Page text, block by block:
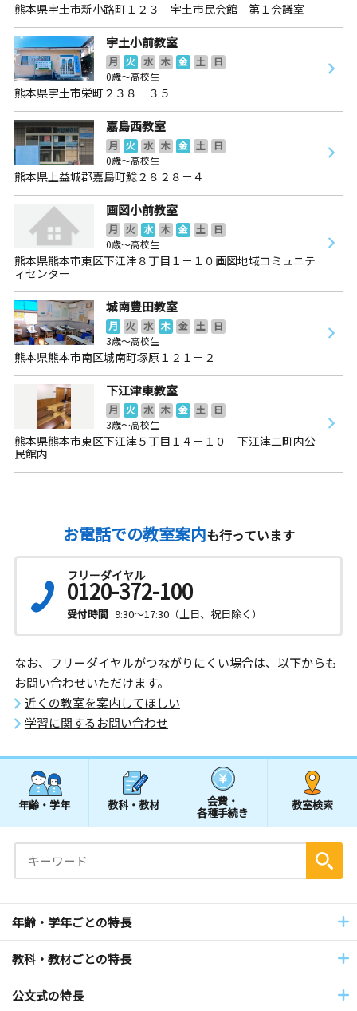
熊本県宇土市新小路町１２３ 宇土市民会館 第１会議室
宇土小前教室
月 火 水 木 金 土
日
0歳～高校生
熊本県宇土市栄町２３８－３５
嘉島西教室
月 火 水 木 金 土
日
0歳～高校生
熊本県上益城郡嘉島町鯰２８２８－４
画図小前教室
月 火 水 木 金 土
日
0歳～高校生
熊本県熊本市東区下江津８丁目１－１０画図地域コミュニテ
ィセンター
城南豊田教室
月 火 水 木 金 土
日
3歳～高校生
熊本県熊本市南区城南町塚原１２１－２
下江津東教室
月 火 水 木 金 土
日
3歳～高校生
熊本県熊本市東区下江津５丁目１４－１０ 下江津二町内公
民館内
お電話での教室案内も行っています
フリーダイヤル
0120-372-100
受付時間 9:30～17:30（土日、祝日除く）
なお、フリーダイヤルがつながりにくい場合は、以下からも
お問い合わせいただけます。
近くの教室を案内してほしい
学習に関するお問い合わせ
年齢・学年 教科・教材 会費・
各種手続き
教室検索
年齢・学年ごとの特長
教科・教材ごとの特長
公文式の特長